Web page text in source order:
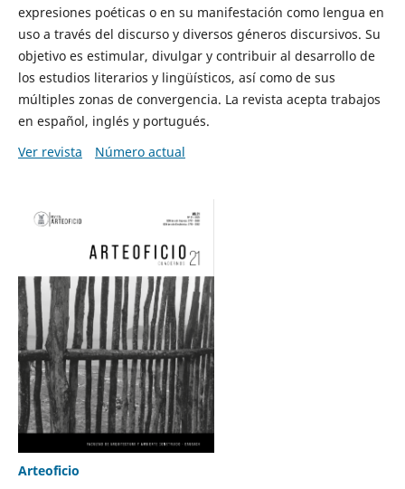
expresiones poéticas o en su manifestación como lengua en
uso a través del discurso y diversos géneros discursivos. Su
objetivo es estimular, divulgar y contribuir al desarrollo de
los estudios literarios y lingüísticos, así como de sus
múltiples zonas de convergencia. La revista acepta trabajos
en español, inglés y portugués.
Ver revista
Número actual
Arteoficio